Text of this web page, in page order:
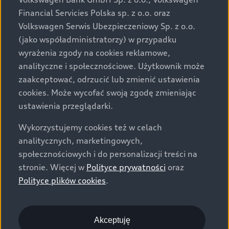
za dopłatą. Wiążące ustalenie ceny, wyposażenia i
specyfikacji pojazdu następują w umowie sprzedaży, a
określenie parametrów technicznych zawiera
świadectwo homologacji typu pojazdu. Zastrzegamy
sobie prawo do zmian i pomyłek. Wszelkie informacje
prezentowane na stronie są aktualne na dzień ich
zamieszczania. W celu uzyskania najnowszych
informacji prosimy kontaktować się z Partnerem Marki
Audi.
Wszystkie produkowane obecnie samochody marki Audi
są wykonywane z materiałów spełniających pod
względem możliwości odzysku i recyklingu wymagania
określone w normie ISO 22628 i są zgodne z
europejskimi świadectwami homologacji wydanymi wg
o.o. podlega obowiązkowi zapewnienia wszystkim
użytkownikom samochodów marki Volkswagen sieci
Financial Servicies Polska sp. z o.o. oraz
Volkswagen Serwis Ubezpieczeniowy Sp. z o.o.
(jako współadministratorzy) w przypadku
wyrażenia zgody na cookies reklamowe,
analityczne i społecznościowe. Użytkownik może
zaakceptować, odrzucić lub zmienić ustawienia
cookies. Może wycofać swoją zgodę zmieniając
ustawienia przeglądarki.
Wykorzystujemy cookies też w celach
analitycznych, marketingowych,
społecznościowych i do personalizacji treści na
stronie. Więcej w Polityce prywatności oraz
Polityce plików cookies.
Akceptuję